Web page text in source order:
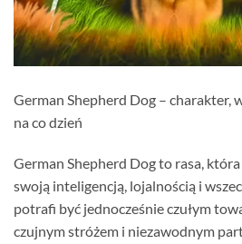
German Shepherd Dog – charakter,
na co dzień
German Shepherd Dog to rasa,
swoją inteligencją, lojalnością i
potrafi być jednocześnie czułym
czujnym stróżem i niezawodnym